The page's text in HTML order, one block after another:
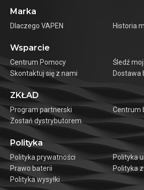
Marka
Dlaczego VAPEN Historia
Wsparcie
Centrum Pomocy
Śledź
Skontaktuj się z nami
Dostawa
ZKŁAD
Program partnerski
Centrum
Zostań dystrybutorem
Polityka
Polityka prywatności
Polityka
Prawo baterii
Polityka
Polityka wysyłki